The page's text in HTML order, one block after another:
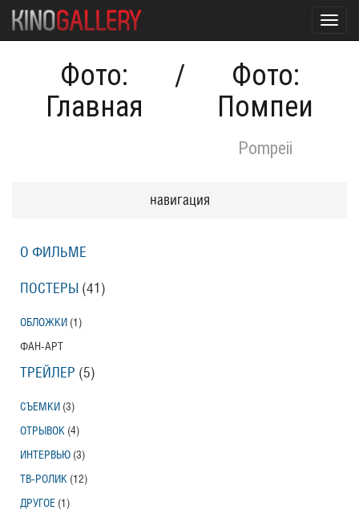
Фото:
Главная
/
Фото:
Помпеи
Pompeii
навигация
О ФИЛЬМЕ
ПОСТЕРЫ (41)
ОБЛОЖКИ (1)
ФАН-АРТ
ТРЕЙЛЕР (5)
СЪЕМКИ (3)
ОТРЫВОК (4)
ИНТЕРВЬЮ (3)
ТВ-РОЛИК (12)
ДРУГОЕ (1)